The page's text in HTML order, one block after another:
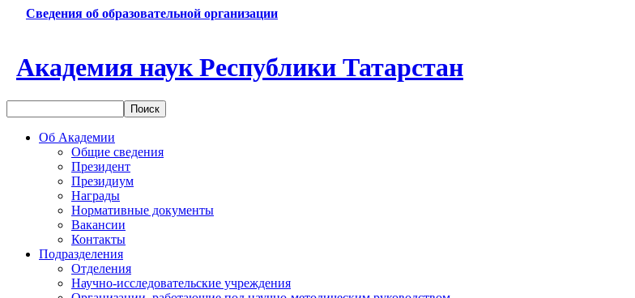
Сведения об образовательной организации
Академия наук Республики Татарстан
Об Академии
Общие сведения
Президент
Президиум
Награды
Нормативные документы
Вакансии
Контакты
Подразделения
Отделения
Научно-исследовательские учреждения